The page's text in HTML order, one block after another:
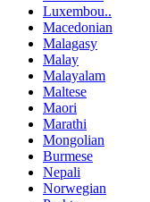
Luxembou..
Macedonian
Malagasy
Malay
Malayalam
Maltese
Maori
Marathi
Mongolian
Burmese
Nepali
Norwegian